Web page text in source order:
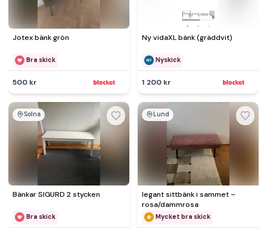
Jotex bänk grön
Bra skick
500 kr
Ny vidaXL bänk (gräddvit)
Nyskick
1 200 kr
Solna
Bänkar SIGURD 2 stycken
Bra skick
Lund
legant sittbänk i sammet –
rosa/dammrosa
Mycket bra skick